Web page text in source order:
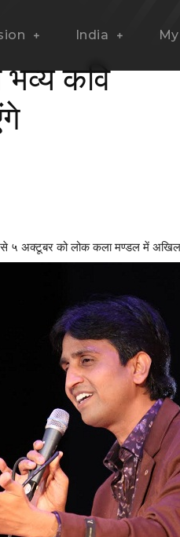
India
भव्य कवि
से ५ अक्टूबर को लोक कला मण्डल में अखिल